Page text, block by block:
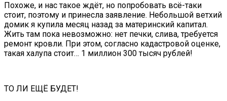
Похоже, и нас такое ждёт, но попробовать всё-таки
стоит, поэтому и принесла заявление. Небольшой ветхий
домик я купила месяц назад за материнский капитал.
Жить там пока невозможно: нет печки, слива, требуется
ремонт кровли. При этом, согласно кадастровой оценке,
такая халупа стоит… 1 миллион 300 тысяч рублей!
ТО ЛИ ЕЩЁ БУДЕТ!